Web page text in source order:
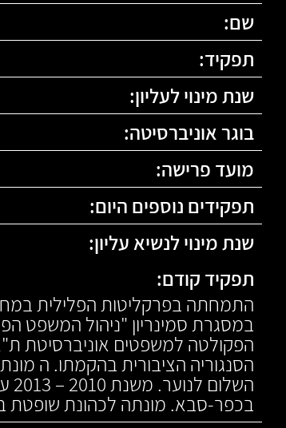
שם:
תפקיד:
שנת מינוי לעליון:
בוגר אוניברסיטה:
מועד פרישה:
תפקידים נוספים היום:
שנת מינוי לנשיא עליון:
תפקיד קודם:
התמחתה בפרקליטות הפלילית
במסגרת סמינריון "ניהול המשפט
הפקולטה למשפטים אוניברסיטת
הסנגוריה הציבורית בהקמתו. ה
בכפר-סבא. מונתה לכהונת שופטת